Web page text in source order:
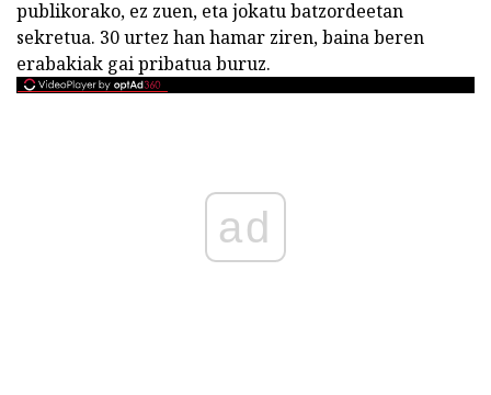
publikorako, ez zuen, eta jokatu batzordeetan
sekretua. 30 urtez han hamar ziren, baina beren
erabakiak gai pribatua buruz.
ad